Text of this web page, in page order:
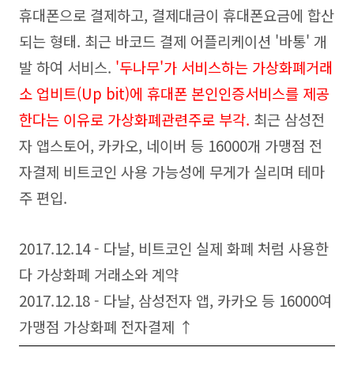
휴대폰으로 결제하고, 결제대금이 휴대폰요금에 합산
되는 형태. 최근 바코드 결제 어플리케이션 '바통' 개
발 하여 서비스. '두나무'가 서비스하는 가상화폐거래
소 업비트(Up bit)에 휴대폰 본인인증서비스를 제공
한다는 이유로 가상화폐관련주로 부각. 최근 삼성전
자 앱스토어, 카카오, 네이버 등 16000개 가맹점 전
자결제 비트코인 사용 가능성에 무게가 실리며 테마
주 편입.
2017.12.14 - 다날, 비트코인 실제 화폐 처럼 사용한
다 가상화폐 거래소와 계약
2017.12.18 - 다날, 삼성전자 앱, 카카오 등 16000여
가맹점 가상화폐 전자결제 ↑